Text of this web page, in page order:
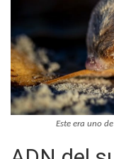
Este era uno